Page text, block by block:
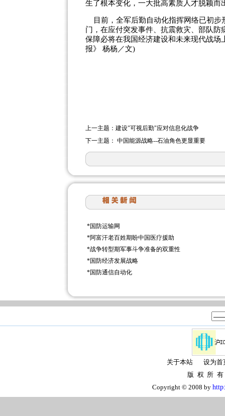
生了根本变化，一大批高素质人才脱颖而
目前，全军后勤自动化指挥网络已初步
门，在应付突发事件、抗震救灾、部队
保障必将在我国经济建设和未来现代战
报》
杨杨／文)
上一主题： 建设"可视后勤"应对信息化战争
下一主题： 中国能源战略--石油角色更显重要
*国防运输网
*阿富汗老百姓期盼中国医疗援助
*战争转型期军事斗争准备的双重性
*国防经济发展战略
*国防通信自动化